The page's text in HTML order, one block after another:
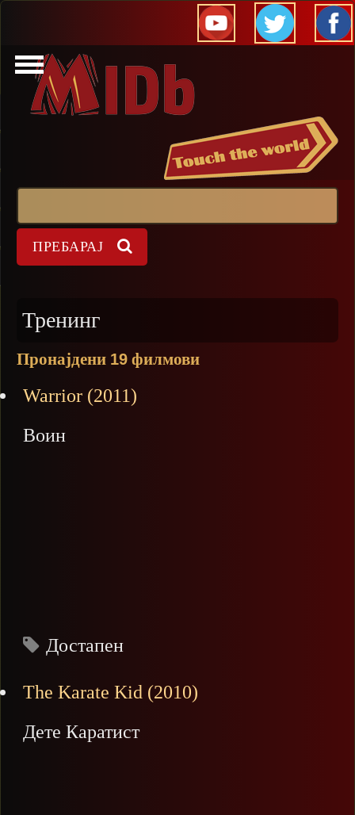
Прескокни
Тренинг
Пронајдени 19 филмови
Warrior (2011)
Воин
Достапен
The Karate Kid (2010)
Дете Каратист